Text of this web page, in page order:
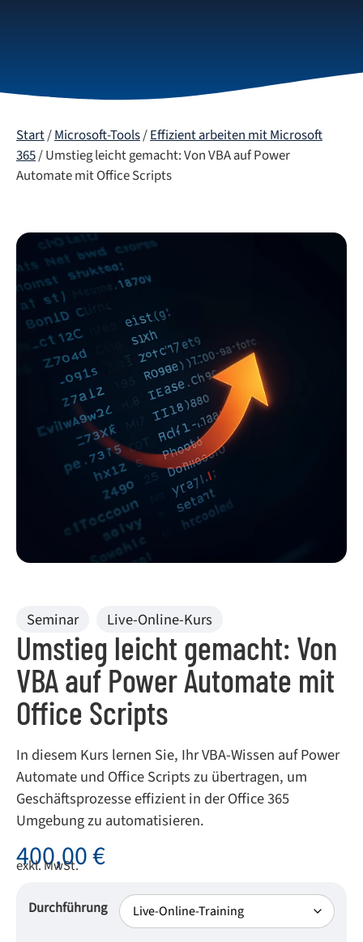
Start/Microsoft-Tools/Effizient arbeiten mit Microsoft
365/ Umstieg leicht gemacht: Von VBA auf Power
Automate mit Office Scripts
Seminar Live-Online-Kurs
Umstieg leicht gemacht: Von
VBA auf Power Automate mit
Office Scripts
In diesem Kurs lernen Sie, Ihr VBA-Wissen auf Power
Automate und Office Scripts zu übertragen, um
Geschäftsprozesse effizient in der Office 365
Umgebung zu automatisieren.
400,00€
exkl. MwSt.
Durchführung